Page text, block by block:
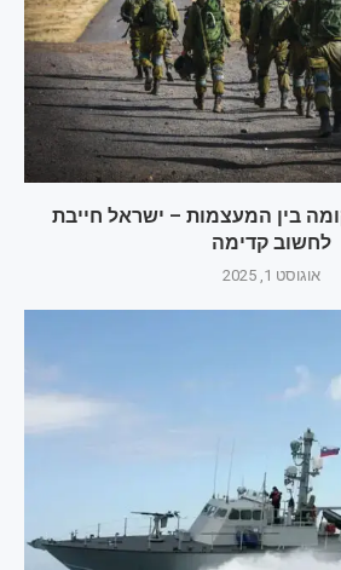
בין המעצמות – ישראל חייבת
לחשוב קדימה
אוגוסט 1, 2025